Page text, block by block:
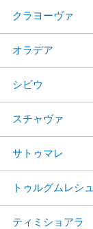
クラヨーヴァ
オラデア
シビウ
スチャヴァ
サトゥマレ
トゥルグムレシュ
ティミショアラ